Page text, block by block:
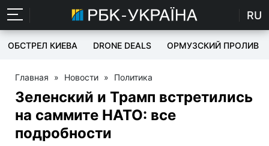
RU
ОБСТРЕЛ КИЕВА DRONE DEALS ОРМУЗСКИЙ ПРОЛИВ
Главная » Новости » Политика
Зеленский и Трамп встретились
на саммите НАТО: все
подробности